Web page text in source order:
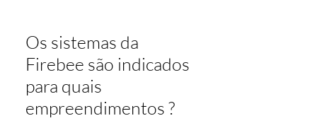
Os sistemas da
Firebee são indicados
para quais
empreendimentos ?